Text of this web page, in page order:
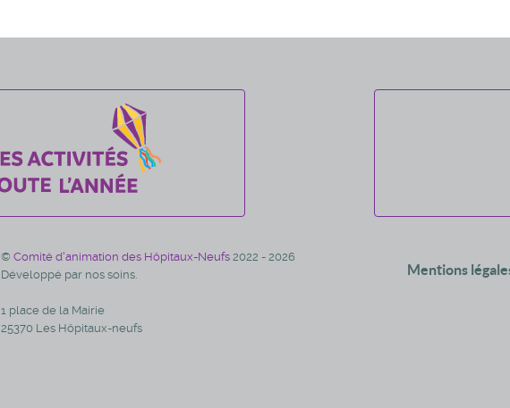
© Comité d'animation des Hôpitaux-Neufs 2022 - 2026
Développé par nos soins.
1 place de la Mairie
25370 Les Hôpitaux-neufs
Mentions